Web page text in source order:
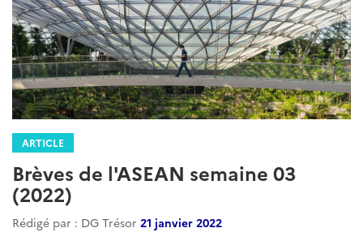
ARTICLE
Brèves de l'ASEAN semaine 03
(2022)
Rédigé par : DG Trésor 21 janvier 2022